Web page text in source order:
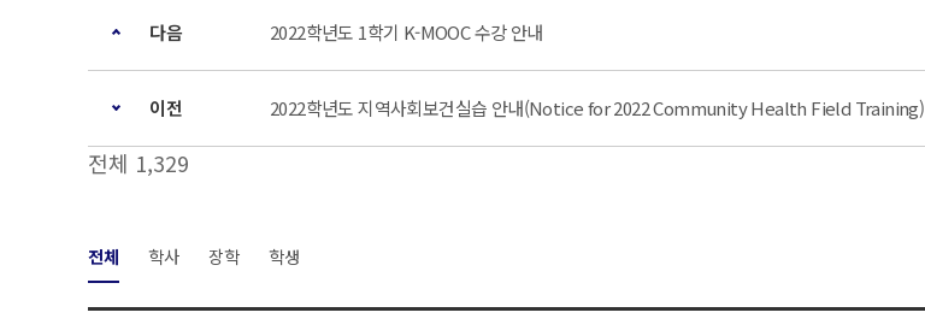
다음 2022학년도 1학기 K-MOOC 수강 안내
이전 2022학년도 지역사회보건실습 안내(Notice for 2022 Community Health Field Training)
전체 1,329
전체 학사 장학 학생